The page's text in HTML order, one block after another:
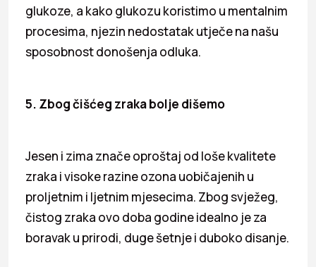
glukoze, a kako glukozu koristimo u mentalnim
procesima, njezin nedostatak utječe na našu
sposobnost donošenja odluka.
5. Zbog čišćeg zraka bolje dišemo
Jesen i zima znače oproštaj od loše kvalitete
zraka i visoke razine ozona uobičajenih u
proljetnim i ljetnim mjesecima. Zbog svježeg,
čistog zraka ovo doba godine idealno je za
boravak u prirodi, duge šetnje i duboko disanje.